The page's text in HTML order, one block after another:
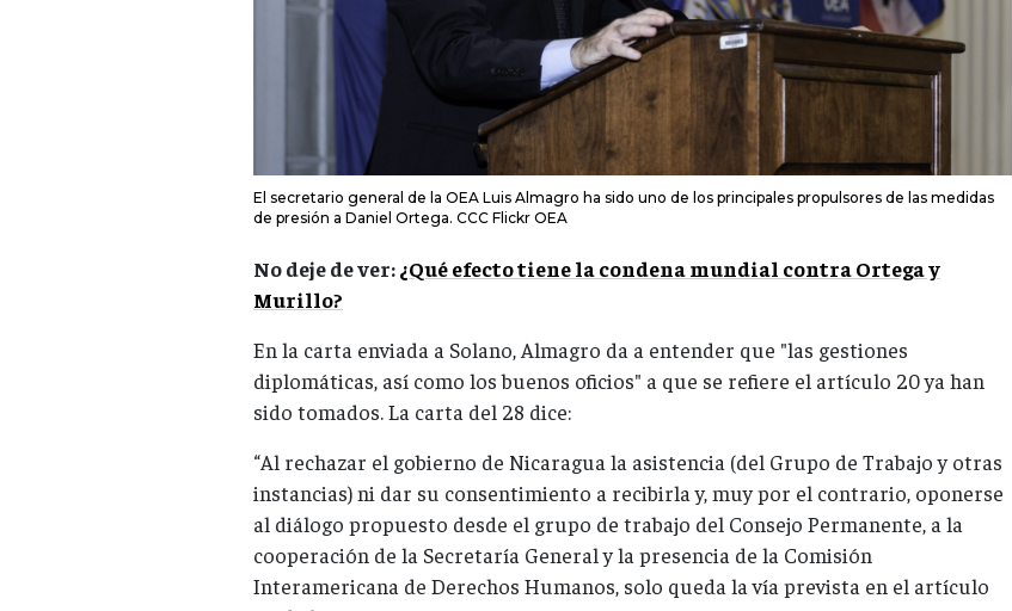
El secretario general de la OEA Luis Almagro ha sido uno de los principales propulsores de las medidas
de presión a Daniel Ortega. CCC Flickr OEA
No deje de ver:¿Qué efecto tiene la condena mundial contra Ortega y
Murillo?
En la carta enviada a Solano, Almagro da a entender que "las gestiones
diplomáticas, así como los buenos oficios" a que se refiere el artículo 20 ya han
sido tomados. La carta del 28 dice:
“Al rechazar el gobierno de Nicaragua la asistencia (del Grupo de Trabajo y otras
instancias) ni dar su consentimiento a recibirla y, muy por el contrario, oponerse
al diálogo propuesto desde el grupo de trabajo del Consejo Permanente, a la
cooperación de la Secretaría General y la presencia de la Comisión
Interamericana de Derechos Humanos, solo queda la vía prevista en el artículo